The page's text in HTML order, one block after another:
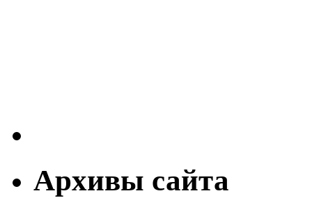
Архивы сайта